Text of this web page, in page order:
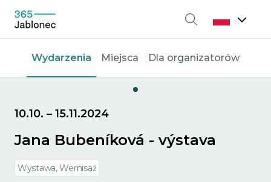
Wyszukiwanie
Wydarzenia Miejsca Dla organizatorów
10.10. – 15.11.2024
Jana Bubeníková - výstava
Wystawa, Wernisaż